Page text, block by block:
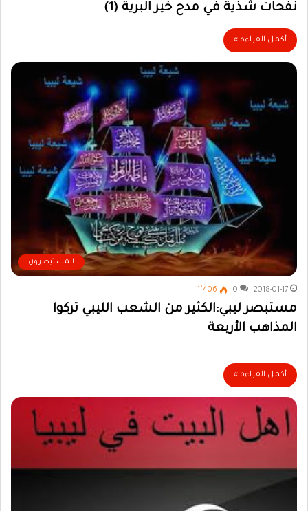
نفحات شذية في مدح خير البرية (1)
أكمل القراءة »
المستبصرون
2018-01-17
0 1٬406
مستبصر ليبي:الكثير من الشعب الليبي تركوا
المذاهب الأربعة
أكمل القراءة »